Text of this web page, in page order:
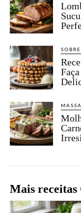
Mais receitas